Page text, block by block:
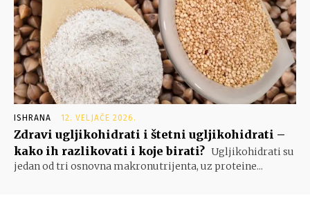
ISHRANA 12. VELJAČE 2026.
Zdravi ugljikohidrati i štetni ugljikohidrati –
kako ih razlikovati i koje birati? Ugljikohidrati su
jedan od tri osnovna makronutrijenta, uz proteine...